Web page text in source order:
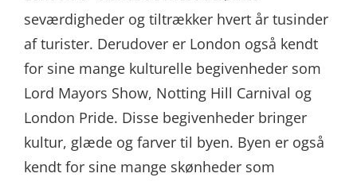
seværdigheder og tiltrækker hvert år tusinder
af turister. Derudover er London også kendt
for sine mange kulturelle begivenheder som
Lord Mayors Show, Notting Hill Carnival og
London Pride. Disse begivenheder bringer
kultur, glæde og farver til byen. Byen er også
kendt for sine mange skønheder som